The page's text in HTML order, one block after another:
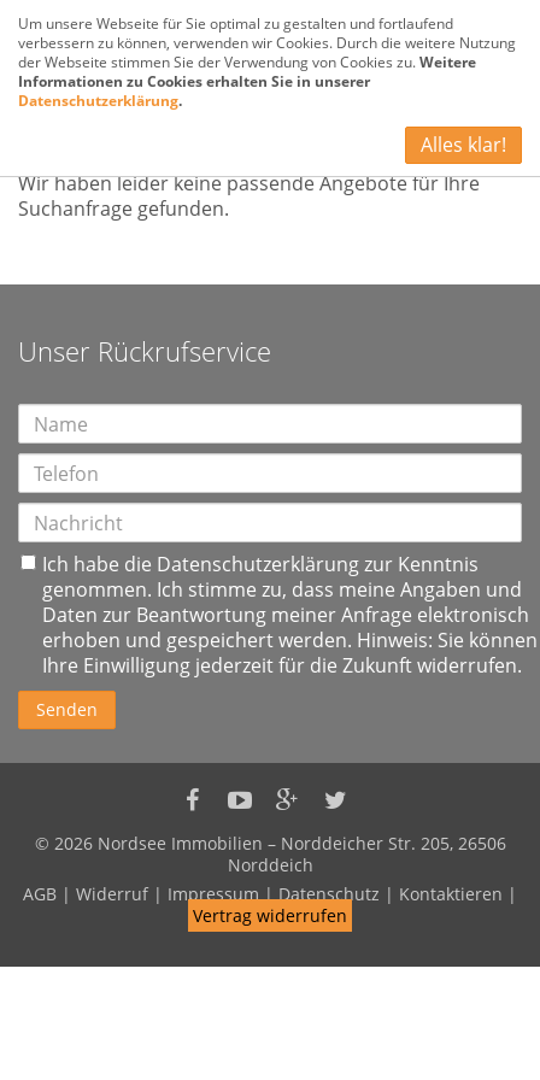
Wir haben leider keine passende Angebote für Ihre
Suchanfrage gefunden.
Unser Rückrufservice
Ich habe die Datenschutzerklärungzur Kenntnis
genommen. Ich stimme zu, dass meine Angaben und
Daten zur Beantwortung meiner Anfrage elektronisch
erhoben und gespeichert werden. Hinweis: Sie können
Ihre Einwilligung jederzeit für die Zukunft widerrufen.
Senden
Nordsee
Immobilien
auf
Facebook
Nordsee
Immobilien
auf
Youtube
Nordsee
Immobilien
auf
Google+
Immobilien
Twitter
© 2026 Nordsee Immobilien – Norddeicher Str. 205, 26506
Norddeich
AGB | Widerruf| Impressum | Datenschutz | Kontaktieren |
Vertrag widerrufen
Um unsere Webseite für Sie optimal zu gestalten und fortlaufend
verbessern zu können, verwenden wir Cookies. Durch die weitere Nutzung
der Webseite stimmen Sie der Verwendung von Cookies zu.Weitere
Informationen zu Cookies erhalten Sie in unserer
Datenschutzerklärung.
Alles klar!